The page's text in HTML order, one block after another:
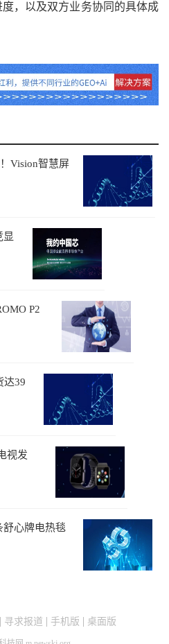
，以及双方业务协同的具体成
Vision智慧屏
显
P2
达39
视发
舒心牌电热毯
寻求报道 手机版 桌面版